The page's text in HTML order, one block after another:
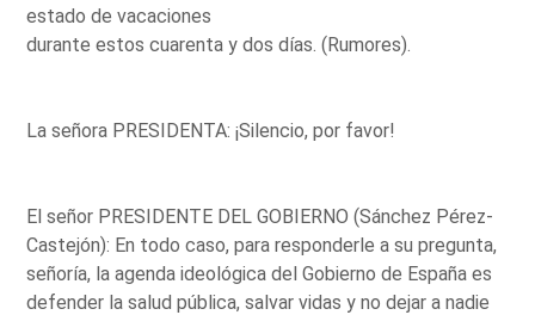
estado de vacaciones
durante estos cuarenta y dos días. (Rumores).
La señora PRESIDENTA: ¡Silencio, por favor!
El señor PRESIDENTE DEL GOBIERNO (Sánchez Pérez-
Castejón): En todo caso, para responderle a su pregunta,
señoría, la agenda ideológica del Gobierno de España es
defender la salud pública, salvar vidas y no dejar a nadie